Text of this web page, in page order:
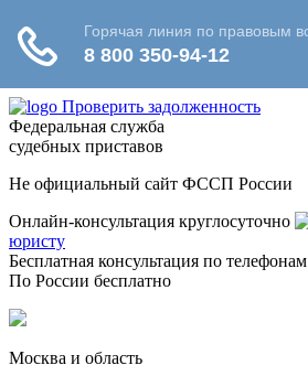
Проверить задолженность
Федеральная служба
судебных приставов
Не официальный сайт ФССП России
Онлайн-консультация круглосуточно
юристу
Бесплатная консультация по телефонам
По России бесплатно
Москва и область